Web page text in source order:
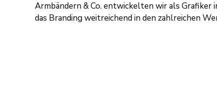
Armbändern & Co. entwickelten wir als Grafiker
das Branding weitreichend in den zahlreichen